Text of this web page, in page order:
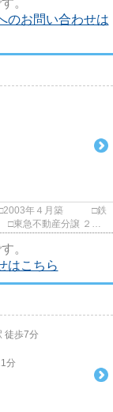
。
のお問い合わせは
16 □2003年４月築 □鉄
東急不動産分譲 ２駅
。
はこちら
徒歩7分
分